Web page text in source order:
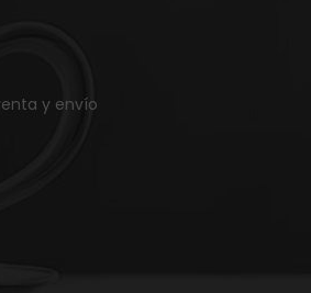
y envío